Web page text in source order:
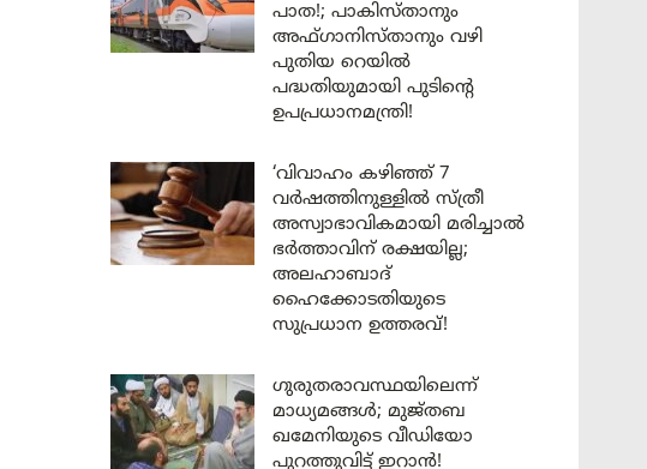
പാത!; പാകിസ്താനും
അഫ്ഗാനിസ്താനും വഴി
പുതിയ റെയിൽ
പദ്ധതിയുമായി പുടിന്റെ
ഉപപ്രധാനമന്ത്രി!
‘വിവാഹം കഴിഞ്ഞ് 7
വർഷത്തിനുള്ളിൽ സ്ത്രീ
അസ്വാഭാവികമായി മരിച്ചാൽ
ഭർത്താവിന് രക്ഷയില്ല;
അലഹാബാദ്
ഹൈക്കോടതിയുടെ
സുപ്രധാന ഉത്തരവ്!
ഗുരുതരാവസ്ഥയിലെന്ന്
മാധ്യമങ്ങൾ; മുജ്തബ
ഖമേനിയുടെ വീഡിയോ
പുറത്തുവിട്ട് ഇറാൻ!